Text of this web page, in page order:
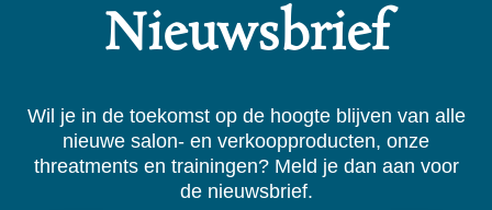
Nieuwsbrief
Wil je in de toekomst op de hoogte blijven van alle
nieuwe salon- en verkoopproducten, onze
threatments en trainingen? Meld je dan aan voor
de nieuwsbrief.